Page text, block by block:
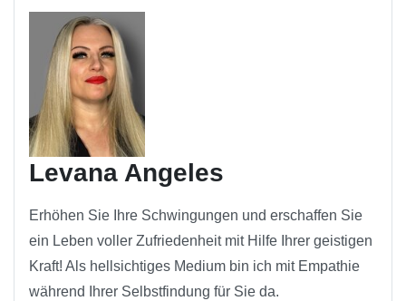
Levana Angeles
Erhöhen Sie Ihre Schwingungen und erschaffen Sie
ein Leben voller Zufriedenheit mit Hilfe Ihrer geistigen
Kraft! Als hellsichtiges Medium bin ich mit Empathie
während Ihrer Selbstfindung für Sie da.